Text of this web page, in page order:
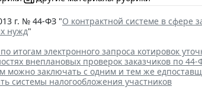
г. № 44-ФЗ "О контрактной системе в сфере
нужд"
итогам электронного запроса котировок
внеплановых проверок заказчиков по 44-
можно заключать с одним и тем же
системы налогообложения участников